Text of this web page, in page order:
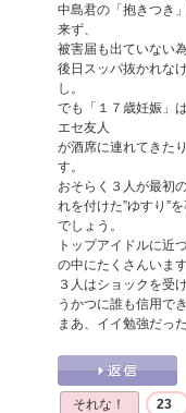
中島君の「抱きつき
来ず、
被害届も出ていない
後日スッパ抜かれな
し。
でも「１７歳妊娠」
エセ友人
が酒席に連れてきた
す。
おそらく３人が最初
れを付けた”ゆすり”
でしょう。
トップアイドルに近
の中にたくさんいま
３人はショックを受
うかつに誰も信用で
まあ、イイ勉強だっ
それな！ 23